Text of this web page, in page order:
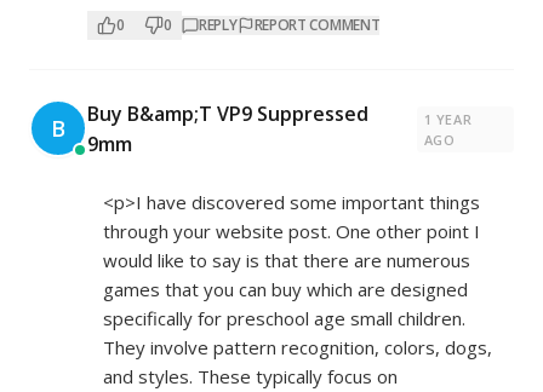
0 0 REPLY REPORT COMMENT
B
Buy B&amp;T VP9 Suppressed
9mm
1 YEAR
AGO
<p>I have discovered some important things
through your website post. One other point I
would like to say is that there are numerous
games that you can buy which are designed
specifically for preschool age small children.
They involve pattern recognition, colors, dogs,
and styles. These typically focus on